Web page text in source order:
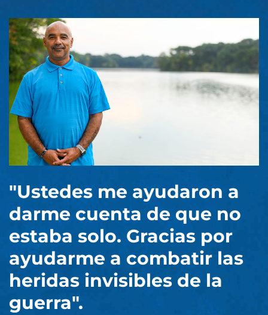
"Ustedes me ayudaron a
darme cuenta de que no
estaba solo. Gracias por
ayudarme a combatir las
heridas invisibles de la
guerra".